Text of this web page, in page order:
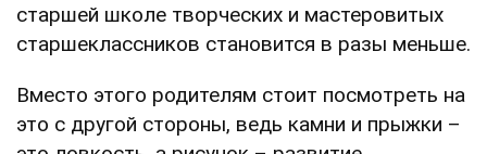
старшей школе творческих и мастеровитых
старшеклассников становится в разы меньше.
Вместо этого родителям стоит посмотреть на
это с другой стороны, ведь камни и прыжки –